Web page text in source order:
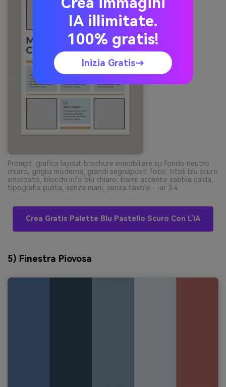
Prompt: grafica layout brochure immobiliare su fondo neutro
chiaro, griglia moderna, grandi segnaposti foto, titoli blu scuro
smorzato, blocchi info blu chiaro, barre accento sabbia calda,
tipografia pulita, senza mani, senza tavolo --ar 3:4
Crea Gratis Palette Blu Pastello Scuro Con L’IA
5) Finestra Piovosa
IA illimitate.
100% gratis!
Inizia Gratis→